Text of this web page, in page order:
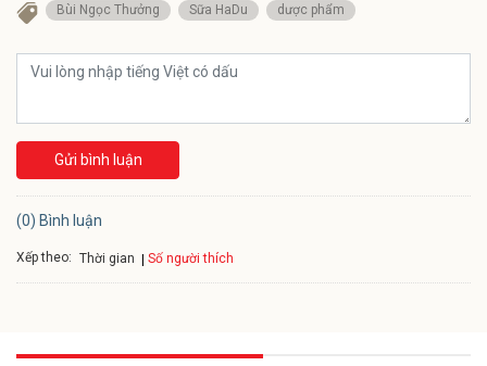
Bùi Ngọc Thưởng Sữa HaDu dược phẩm
Gửi bình luận
(0) Bình luận
Xếp theo: Thời gian Số người thích